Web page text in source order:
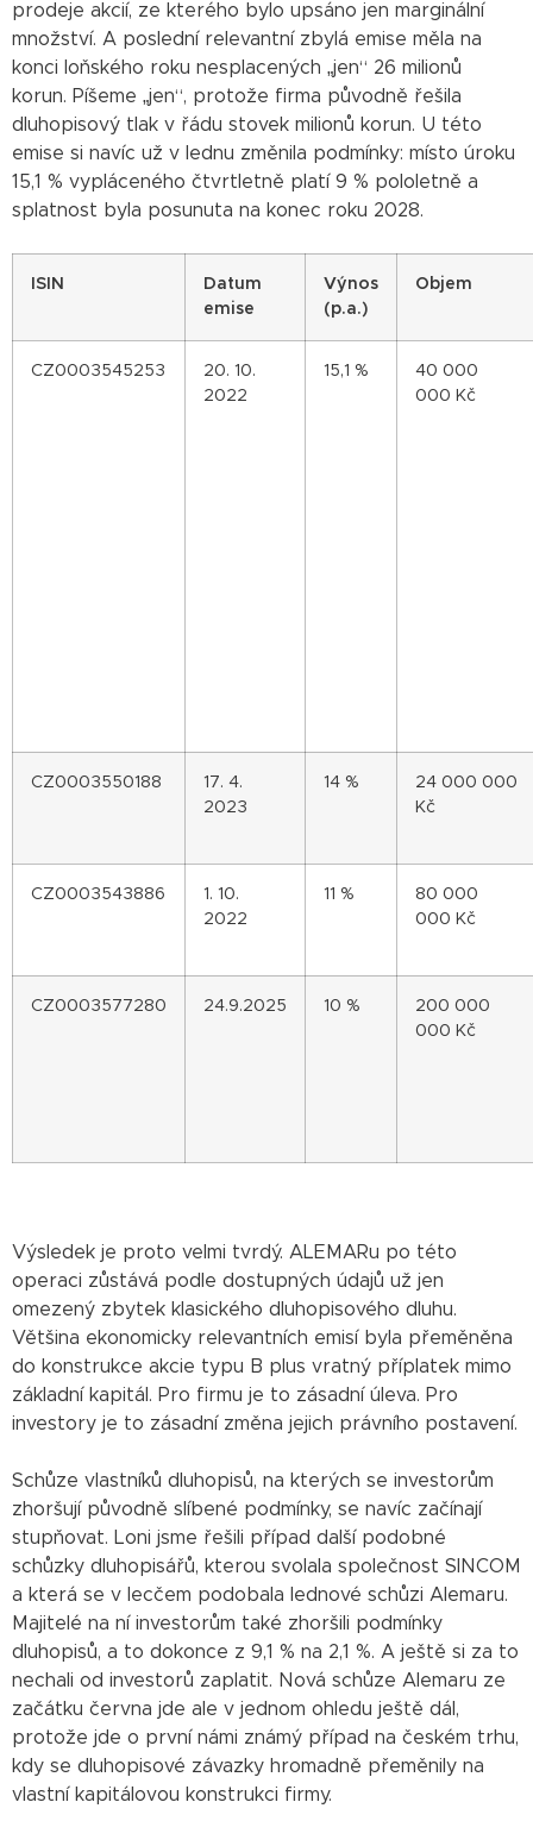
prodeje akcií, ze kterého bylo upsáno jen marginální
množství. A poslední relevantní zbylá emise měla na
konci loňského roku nesplacených „jen“ 26 milionů
korun. Píšeme „jen“, protože firma původně řešila
dluhopisový tlak v řádu stovek milionů korun. U této
emise si navíc už v lednu změnila podmínky: místo úroku
15,1 % vypláceného čtvrtletně platí 9 % pololetně a
splatnost byla posunuta na konec roku 2028.
ISIN
Datum
emise
Výnos
(p.a.)
Objem
CZ0003545253
20. 10.
2022
15,1 %
40 000
000 Kč
CZ0003550188
17. 4.
2023
14 %
24 000 000
Kč
CZ0003543886
1. 10.
2022
11 %
80 000
000 Kč
CZ0003577280 24.9.2025 10 %
200 000
000 Kč
Výsledek je proto velmi tvrdý. ALEMARu po této
operaci zůstává podle dostupných údajů už jen
omezený zbytek klasického dluhopisového dluhu.
Většina ekonomicky relevantních emisí byla přeměněna
do konstrukce akcie typu B plus vratný příplatek mimo
základní kapitál. Pro firmu je to zásadní úleva. Pro
investory je to zásadní změna jejich právního postavení.
Schůze vlastníků dluhopisů, na kterých se investorům
zhoršují původně slíbené podmínky, se navíc začínají
stupňovat. Loni jsme řešili případ další podobné
schůzky dluhopisářů, kterou svolala společnost SINCOM
a která se v lecčem podobala lednové schůzi Alemaru.
Majitelé na ní investorům také zhoršili podmínky
dluhopisů, a to dokonce z 9,1 % na 2,1 %. A ještě si za to
nechali od investorů zaplatit. Nová schůze Alemaru ze
začátku června jde ale v jednom ohledu ještě dál,
protože jde o první námi známý případ na českém trhu,
kdy se dluhopisové závazky hromadně přeměnily na
vlastní kapitálovou konstrukci firmy.